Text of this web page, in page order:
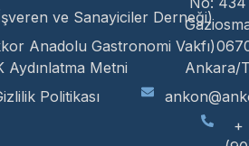
ve Sanayiciler Derneği)
Anadolu Gastronomi Vakfı)
Aydınlatma Metni
Politikası
Ankara/
+